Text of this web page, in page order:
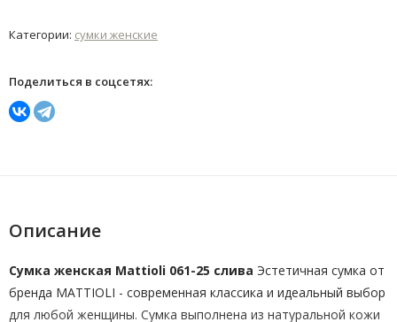
Категории: сумки женские
Поделиться в соцсетях:
Описание
Сумка женская Mattioli 061-25 слива Эстетичная сумка от
бренда MATTIOLI - современная классика и идеальный выбор
для любой женщины. Сумка выполнена из натуральной кожи